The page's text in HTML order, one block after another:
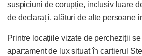
suspiciuni de corupție, inclusiv luare
de declarații, alături de alte persoane
Printre locațiile vizate de percheziții
apartament de lux situat în cartierul